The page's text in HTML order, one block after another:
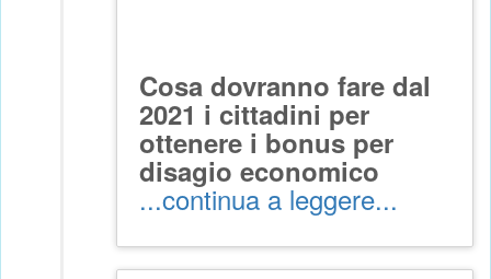
Cosa dovranno fare dal
2021 i cittadini per
ottenere i bonus per
disagio economico
...continua a leggere...